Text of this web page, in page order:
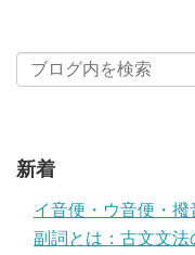
新着
イ音便・ウ音便・
副詞とは：古文文法